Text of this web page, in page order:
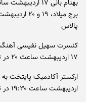
پالاس
کنسرت سهیل نفیسی آهنگساز
۱۷ اردیبهشت ساعت ۲۰ در تالار رودکی
اردیبهشت ساعت ۱۹:۳۰ در تالار رودکی